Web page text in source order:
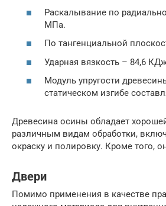
Раскалывание по
МПа.
По тангенциальной
Ударная вязкость – 84,6
Модуль упругости
статическом изгибе
Древесина осины обладает
различным видам обработки,
окраску и полировку. Кроме того,
Двери
Помимо применения в качестве